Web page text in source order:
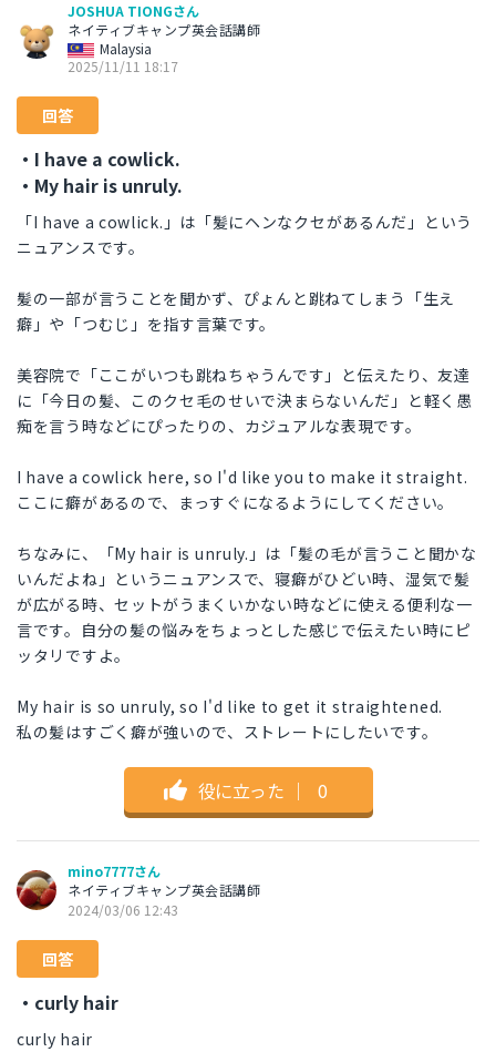
JOSHUA TIONGさん
ネイティブキャンプ英会話講師
Malaysia
2025/11/11 18:17
回答
・I have a cowlick.
・My hair is unruly.
「I have a cowlick.」は「髪にヘンなクセがあるんだ」という
ニュアンスです。
髪の一部が言うことを聞かず、ぴょんと跳ねてしまう「生え
癖」や「つむじ」を指す言葉です。
美容院で「ここがいつも跳ねちゃうんです」と伝えたり、友達
に「今日の髪、このクセ毛のせいで決まらないんだ」と軽く愚
痴を言う時などにぴったりの、カジュアルな表現です。
I have a cowlick here, so I'd like you to make it straight.
ここに癖があるので、まっすぐになるようにしてください。
ちなみに、「My hair is unruly.」は「髪の毛が言うこと聞かな
いんだよね」というニュアンスで、寝癖がひどい時、湿気で髪
が広がる時、セットがうまくいかない時などに使える便利な一
言です。自分の髪の悩みをちょっとした感じで伝えたい時にピ
ッタリですよ。
My hair is so unruly, so I'd like to get it straightened.
私の髪はすごく癖が強いので、ストレートにしたいです。
役に立った ｜ 0
mino7777さん
ネイティブキャンプ英会話講師
2024/03/06 12:43
回答
・curly hair
curly hair